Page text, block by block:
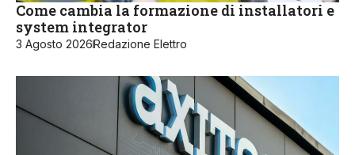
Come cambia la formazione di installatori e
system integrator
3 Agosto 2026Redazione Elettro